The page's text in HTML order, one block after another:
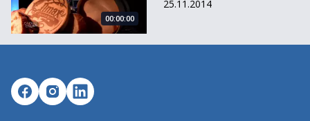
00:00:00
25.11.2014